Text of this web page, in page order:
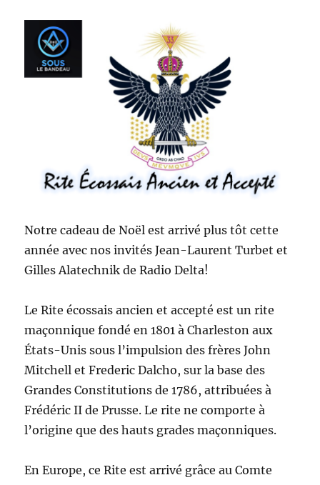
Notre cadeau de Noël est arrivé plus tôt cette
année avec nos invités Jean-Laurent Turbet et
Gilles Alatechnik de Radio Delta!
Le Rite écossais ancien et accepté est un rite
maçonnique fondé en 1801 à Charleston aux
États-Unis sous l’impulsion des frères John
Mitchell et Frederic Dalcho, sur la base des
Grandes Constitutions de 1786, attribuées à
Frédéric II de Prusse. Le rite ne comporte à
l’origine que des hauts grades maçonniques.
En Europe, ce Rite est arrivé grâce au Comte